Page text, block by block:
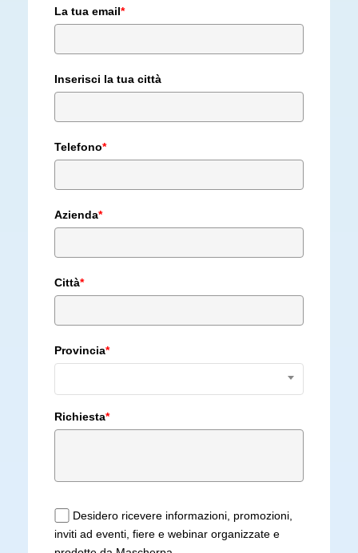
La tua email*
Inserisci la tua città
Telefono*
Azienda*
Città*
Provincia*
Richiesta*
Desidero ricevere informazioni, promozioni,
inviti ad eventi, fiere e webinar organizzate e